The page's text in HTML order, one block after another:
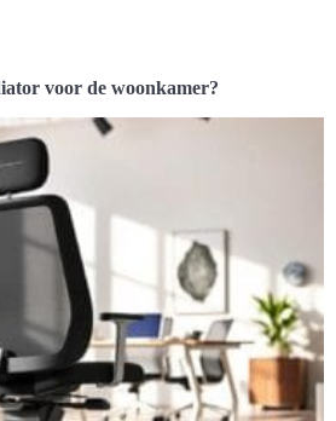
voor de woonkamer?